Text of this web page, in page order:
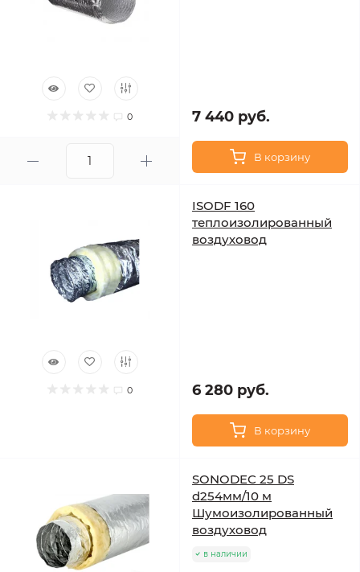
0 7 440 руб.
В корзину
0
ISODF 160
теплоизолированный
воздуховод
6 280 руб.
В корзину
SONODEC 25 DS
d254мм/10 м
Шумоизолированный
воздуховод
в наличии